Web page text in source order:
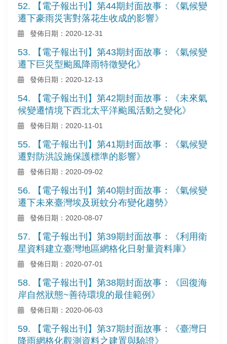
52. 【電子報出刊】第44期封面故事：《氣候變
遷下豪雨災害對落花生收成的影響》
發佈日期：2020-12-31
53. 【電子報出刊】第43期封面故事：《氣候變
遷下巨災型颱風降雨特徵變化》
發佈日期：2020-12-13
54. 【電子報出刊】第42期封面故事：《未來氣
候變遷情境下西北太平洋颱風活動之變化》
發佈日期：2020-11-01
55. 【電子報出刊】第41期封面故事：《氣候變
遷對防洪設施保護標準的影響》
發佈日期：2020-09-02
56. 【電子報出刊】第40期封面故事：《氣候變
遷下未來臺灣埃及斑蚊分布變化趨勢》
發佈日期：2020-08-07
57. 【電子報出刊】第39期封面故事：《利用衛
星資料建立臺灣地區網格化日射量資料庫》
發佈日期：2020-07-01
58. 【電子報出刊】第38期封面故事：《回復海
岸自然狀態~善待環境的最佳範例》
發佈日期：2020-06-03
59. 【電子報出刊】第37期封面故事：《臺灣日
降雨網格化觀測資料之建置與驗證》